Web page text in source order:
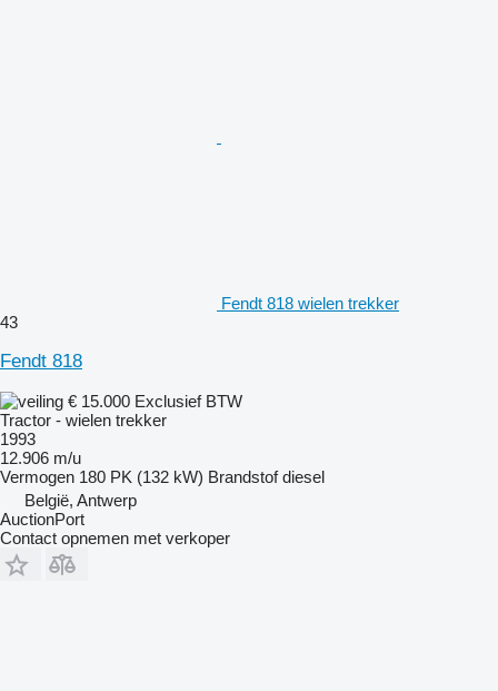
Fendt 818 wielen trekker
43
Fendt 818
€ 15.000 Exclusief BTW
Tractor - wielen trekker
1993
12.906 m/u
Vermogen 180 PK (132 kW) Brandstof diesel
België, Antwerp
AuctionPort
Contact opnemen met verkoper